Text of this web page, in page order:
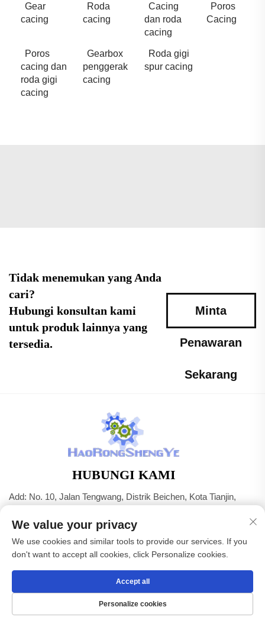
Gear
cacing
Roda
cacing
Cacing
dan roda
cacing
Poros
Cacing
Poros
cacing dan
roda gigi
cacing
Gearbox
penggerak
cacing
Roda gigi
spur cacing
Tidak menemukan yang Anda
cari?
Hubungi konsultan kami
untuk produk lainnya yang
tersedia.
Minta
Penawaran
Sekarang
HUBUNGI KAMI
Add: No. 10, Jalan Tengwang, Distrik Beichen, Kota Tianjin,
Telp:+86-22 83703208
Surel:[email protected]
Hak Cipta © Tianjin Haorongshengye Electrical Equipment
Co.,Ltd. Reservasi semua hak -Kebijakan Privasi
We value your privacy
We use cookies and similar tools to provide our services. If you
don't want to accept all cookies, click Personalize cookies.
Personalize cookies
Accept all